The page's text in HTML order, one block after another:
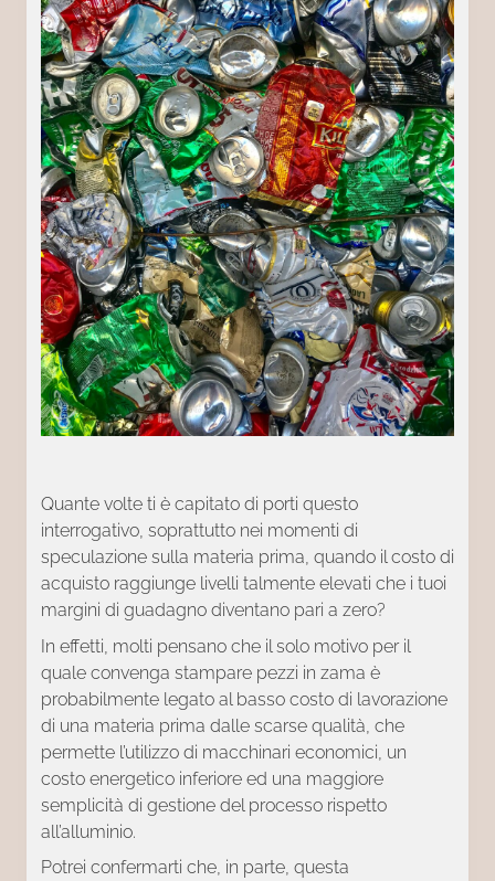
Quante volte ti è capitato di porti questo
interrogativo, soprattutto nei momenti di
speculazione sulla materia prima, quando il costo di
acquisto raggiunge livelli talmente elevati che i tuoi
margini di guadagno diventano pari a zero?
In effetti, molti pensano che il solo motivo per il
quale convenga stampare pezzi in zama è
probabilmente legato al basso costo di lavorazione
di una materia prima dalle scarse qualità, che
permette l’utilizzo di macchinari economici, un
costo energetico inferiore ed una maggiore
semplicità di gestione del processo rispetto
all’alluminio.
Potrei confermarti che, in parte, questa